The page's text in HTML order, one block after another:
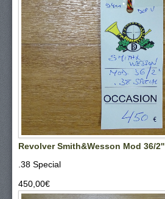
Revolver Smith&Wesson Mod 36/2''
.38 Special
450,00‎€